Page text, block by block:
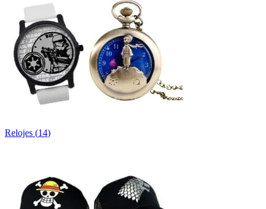
Relojes (14)